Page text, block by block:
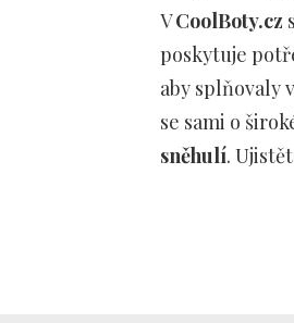
VCoolBoty.cz
poskytuje
aby splňovaly
se sami o
sněhulí.